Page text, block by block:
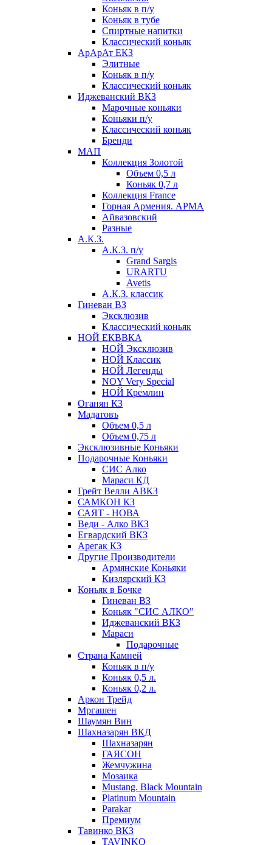
Коньяк в п/у
Коньяк в тубе
Спиртные напитки
Классический коньяк
АрАрАт ЕКЗ
Элитные
Коньяк в п/у
Классический коньяк
Иджеванский ВКЗ
Марочные коньяки
Коньяки п/у
Классический коньяк
Бренди
МАП
Коллекция Золотой
Объем 0,5 л
Коньяк 0,7 л
Коллекция France
Горная Армения. АРМА
Айвазовский
Разные
А.К.З.
А.К.З. п/у
Grand Sargis
URARTU
Avetis
А.К.З. классик
Гиневан ВЗ
Эксклюзив
Классический коньяк
НОЙ ЕКВВКА
НОЙ Эксклюзив
НОЙ Классик
НОЙ Легенды
NOY Very Speсial
НОЙ Кремлин
Оганян КЗ
Мадатовъ
Объем 0,5 л
Объем 0,75 л
Эксклюзивные Коньяки
Подарочные Коньяки
СИС Алко
Мараси КД
Грейт Велли АВКЗ
САМКОН КЗ
САЯТ - НОВА
Веди - Алко ВКЗ
Егвардский ВКЗ
Арегак КЗ
Другие Производители
Армянские Коньяки
Кизлярский КЗ
Коньяк в Бочке
Гиневан ВЗ
Коньяк "СИС АЛКО"
Иджеванский ВКЗ
Мараси
Подарочные
Страна Камней
Коньяк в п/у
Коньяк 0,5 л.
Коньяк 0,2 л.
Аркон Трейд
Мргашен
Шаумян Вин
Шахназарян ВКД
Шахназарян
ГАЯСОН
Жемчужина
Мозаика
Mustang. Black Mountain
Platinum Mountain
Parakar
Премиум
Тавинко ВКЗ
TAVINKO